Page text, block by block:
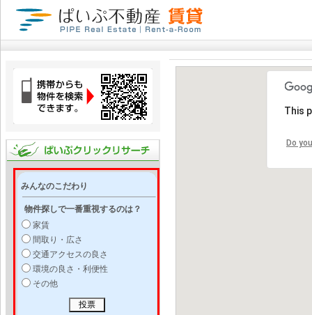
みんなのこだわり
物件探しで一番重視するのは？
家賃
間取り・広さ
交通アクセスの良さ
環境の良さ・利便性
その他
This
Do